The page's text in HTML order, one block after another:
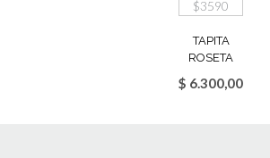
TAPITA
ROSETA
$ 6.300,00